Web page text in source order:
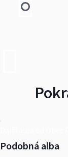
Podobná alba